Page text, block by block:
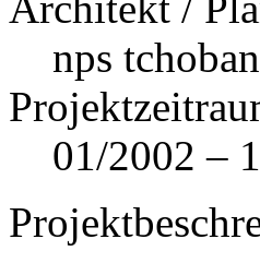
nps
01/2002 –